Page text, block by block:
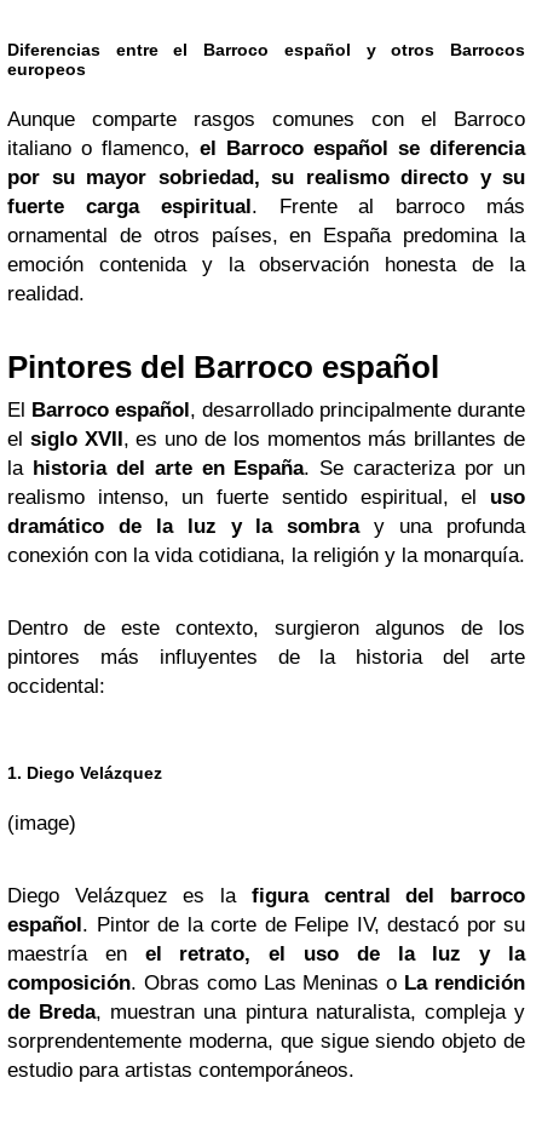
Diferencias entre el Barroco español y otros Barrocos
europeos
Aunque comparte rasgos comunes con el Barroco
italiano o flamenco, el Barroco español se diferencia
por su mayor sobriedad, su realismo directo y su
fuerte carga espiritual . Frente al barroco más
ornamental de otros países, en España predomina la
emoción contenida y la observación honesta de la
realidad.
Pintores del Barroco español
El Barroco español , desarrollado principalmente durante
el siglo XVII , es uno de los momentos más brillantes de
la historia del arte en España. Se caracteriza por un
realismo intenso, un fuerte sentido espiritual, el uso
dramático de la luz y la sombray una profunda
conexión con la vida cotidiana, la religión y la monarquía.
Dentro de este contexto, surgieron algunos de los
pintores más influyentes de la historia del arte
occidental:
1. Diego Velázquez
(image)
Diego Velázquez es lafigura central del barroco
español . Pintor de la corte de Felipe IV, destacó por su
maestría en el retrato, el uso de la luz y la
composición. Obras como Las Meninas o La rendición
de Breda, muestran una pintura naturalista, compleja y
sorprendentemente moderna, que sigue siendo objeto de
estudio para artistas contemporáneos.